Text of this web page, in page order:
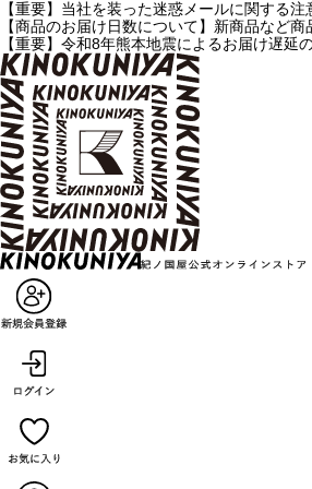
【重要】当社を装った迷惑メールに関する
【商品のお届け日数について】新商品など
【重要】令和8年熊本地震によるお届け遅延